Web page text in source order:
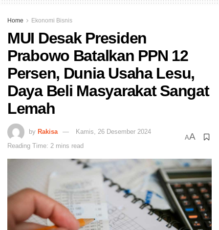
Home Ekonomi Bisnis
MUI Desak Presiden
Prabowo Batalkan PPN 12
Persen, Dunia Usaha Lesu,
Daya Beli Masyarakat Sangat
Lemah
by Rakisa
Kamis, 26 Desember 2024
Reading Time: 2 mins read
AA